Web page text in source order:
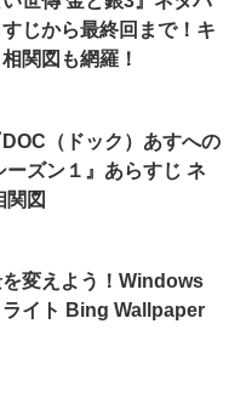
じから最終回まで！キ
関図も網羅！
DOC（ドック）あすへの
ーズン１』あらすじ ネ
関図
変えよう！Windows
ライト Bing Wallpaper